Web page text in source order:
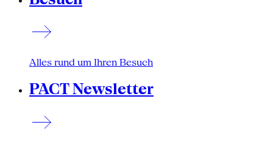
Alles rund um Ihren Besuch
PACT Newsletter